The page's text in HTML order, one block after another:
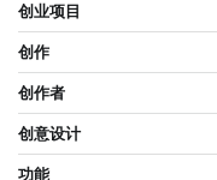
创业项目
创作
创作者
创意设计
功能